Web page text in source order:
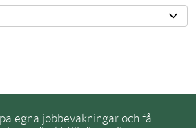
egna jobbevakningar och få